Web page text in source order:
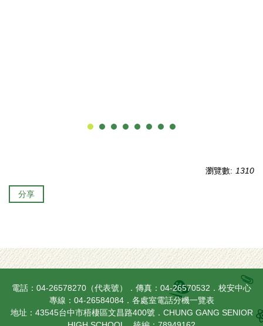
瀏覽數: 1310
分享
電話：04-26578270（代表號）．傳真：04-26570532．校安中心
專線：04-26584084． 各處室電話分機一覽表
地址：43545台中市梧棲區文昌路400號．CHUNG GANG SENIOR